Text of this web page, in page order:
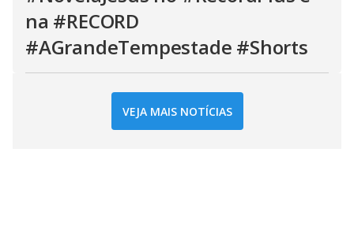
na #RECORD
#AGrandeTempestade #Shorts
VEJA MAIS NOTÍCIAS